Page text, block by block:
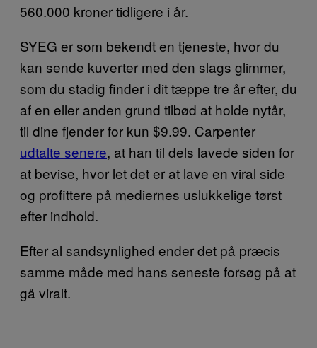
560.000 kroner tidligere i år.
SYEG er som bekendt en tjeneste, hvor du
kan sende kuverter med den slags glimmer,
som du stadig finder i dit tæppe tre år efter, du
af en eller anden grund tilbød at holde nytår,
til dine fjender for kun $9.99. Carpenter
udtalte senere, at han til dels lavede siden for
at bevise, hvor let det er at lave en viral side
og profittere på mediernes uslukkelige tørst
efter indhold.
Efter al sandsynlighed ender det på præcis
samme måde med hans seneste forsøg på at
gå viralt.